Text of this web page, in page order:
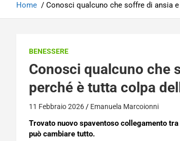
Home Conosci qualcuno che soffre di ansia
BENESSERE
Conosci qualcuno che
perché è tutta colpa
11 Febbraio 2026 Emanuela Marcoionni
Trovato nuovo spaventoso collegamento
può cambiare tutto.